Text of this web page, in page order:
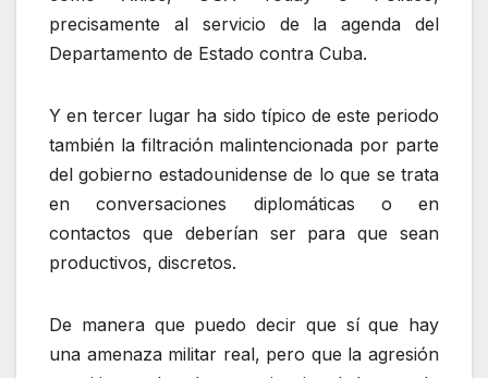
precisamente al servicio de la agenda del
Departamento de Estado contra Cuba.
Y en tercer lugar ha sido típico de este periodo
también la filtración malintencionada por parte
del gobierno estadounidense de lo que se trata
en conversaciones diplomáticas o en
contactos que deberían ser para que sean
productivos, discretos.
De manera que puedo decir que sí que hay
una amenaza militar real, pero que la agresión